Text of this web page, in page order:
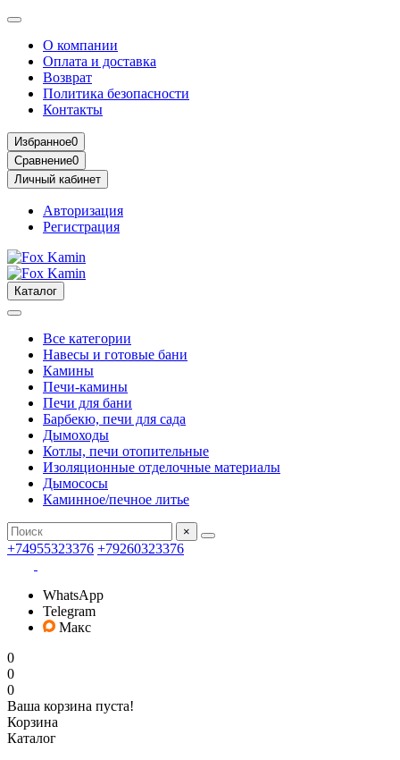
О компании
Оплата и доставка
Возврат
Политика безопасности
Контакты
Избранное0
Сравнение0
Личный кабинет
Авторизация
Регистрация
Каталог
Все категории
Навесы и готовые бани
Камины
Печи-камины
Печи для бани
Барбекю, печи для сада
Дымоходы
Котлы, печи отопительные
Изоляционные отделочные материалы
Дымососы
Каминное/печное литье
×
+74955323376 +79260323376
WhatsApp
Telegram
Макс
0
0
0
Ваша корзина пуста!
Корзина
Каталог